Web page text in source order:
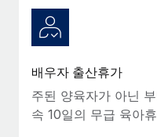
Shootsta가 Remote를
에게는 흥미롭고 전문적인
니다. 그러나 대부분의 회사
배우자 출산휴가
주된 양육자가 아닌
속 10일의 무급 육아